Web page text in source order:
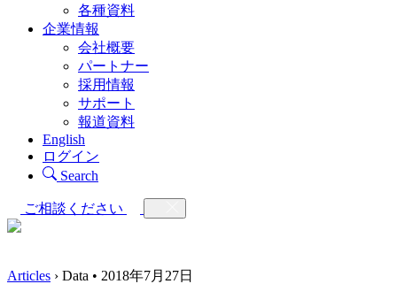
各種資料
企業情報
会社概要
パートナー
採用情報
サポート
報道資料
English
ログイン
Search
ご相談ください
Articles › Data • 2018年7月27日